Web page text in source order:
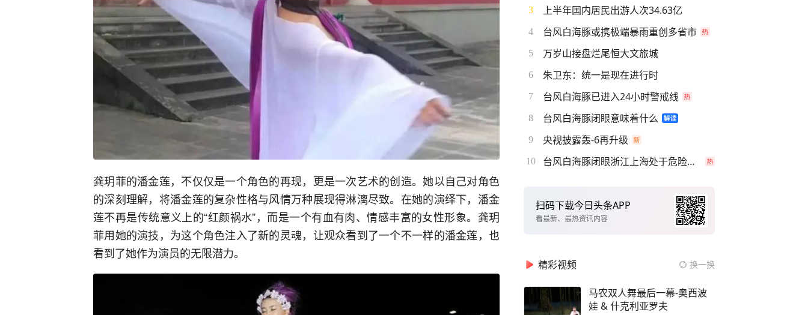
龚玥菲的潘金莲，不仅仅是一个角色的再现，更是一次艺术的创造。她以自己对角色
的深刻理解，将潘金莲的复杂性格与风情万种展现得淋漓尽致。在她的演绎下，潘金
莲不再是传统意义上的“红颜祸水”，而是一个有血有肉、情感丰富的女性形象。龚玥
菲用她的演技，为这个角色注入了新的灵魂，让观众看到了一个不一样的潘金莲，也
看到了她作为演员的无限潜力。
3 上半年国内居民出游人次34.63亿
4 台风白海豚或携极端暴雨重创多省市
5 万岁山接盘烂尾恒大文旅城
6 朱卫东：统一是现在进行时
7 台风白海豚已进入24小时警戒线
8 台风白海豚闭眼意味着什么
9 央视披露轰-6再升级
10 台风白海豚闭眼浙江上海处于危险半圆
扫码下载今日头条APP
看最新、最热资讯内容
精彩视频 换一换
马农双人舞最后一幕-奥西波
娃 & 什克利亚罗夫